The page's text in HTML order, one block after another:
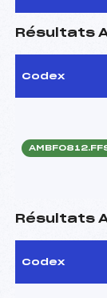
Résultats
Codex
Résultats
Codex